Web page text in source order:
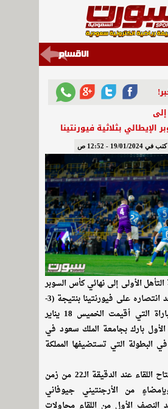
الإيطالي بثلاثية فيورنتينا
كتب في 19/01/2024 - 12:52 ص
الأولى إلى نهائي كأس السوبر
الإيطالي، وذلك بعد انتصاره على فيورنتينا بنتيجة (3-
0)، وذلك في المباراة التي أقيمت الخميس 18 يناير
الأول بارك بجامعة الملك سعود في
البطولة التي تستضيفها المملكة
ونجح نابولي بافتتاح اللقاء عند الدقيقة الـ22 من زمن
من الأرجنتيني جيوفاني
النصف الأول من اللقاء محاولات